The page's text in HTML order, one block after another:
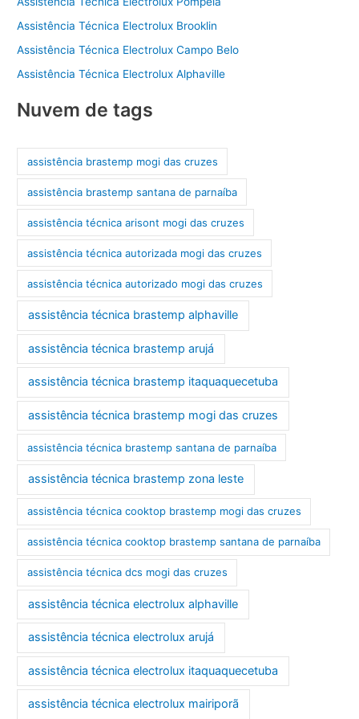
Assistência Técnica Electrolux Brooklin
Assistência Técnica Electrolux Campo Belo
Assistência Técnica Electrolux Alphaville
Nuvem de tags
assistência brastemp mogi das cruzes
assistência brastemp santana de parnaíba
assistência técnica arisont mogi das cruzes
assistência técnica autorizada mogi das cruzes
assistência técnica autorizado mogi das cruzes
assistência técnica brastemp alphaville
assistência técnica brastemp arujá
assistência técnica brastemp itaquaquecetuba
assistência técnica brastemp mogi das cruzes
assistência técnica brastemp santana de parnaíba
assistência técnica brastemp zona leste
assistência técnica cooktop brastemp mogi das cruzes
assistência técnica cooktop brastemp santana de parnaíba
assistência técnica dcs mogi das cruzes
assistência técnica electrolux alphaville
assistência técnica electrolux arujá
assistência técnica electrolux itaquaquecetuba
assistência técnica electrolux mairiporã